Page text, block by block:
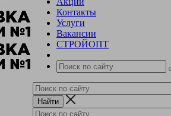
Контакты
Услуги
Вакансии
СТРОЙОПТ